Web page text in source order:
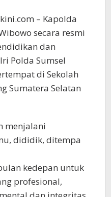
– Kapolda
secara resmi
dan
Polda Sumsel
di Sekolah
Sumatera Selatan
menjalani
dididik, ditempa
kedepan untuk
profesional,